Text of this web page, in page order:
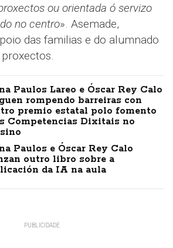
ou orientada ó servizo
no centro». Asemade,
das familias e do alumnado
Paulos Lareo e Óscar Rey Calo
rompendo barreiras con
premio estatal polo fomento
Competencias Dixitais no
Paulos e Óscar Rey Calo
outro libro sobre a
da IA na aula